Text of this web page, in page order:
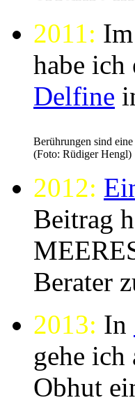
2011:
habe ich
Delfine
Berührungen sind
(Foto: Rüdiger Hengl)
2012:
Beitrag
Berater
2013: In
gehe
Obhut